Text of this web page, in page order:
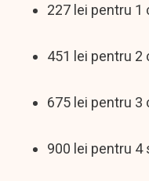
227 lei pentru 1
451 lei pentru 2
675 lei pentru 3
900 lei pentru 4